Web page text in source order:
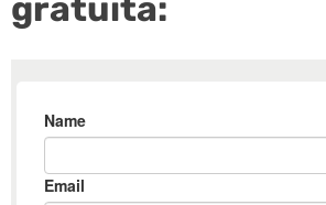
gratuita: